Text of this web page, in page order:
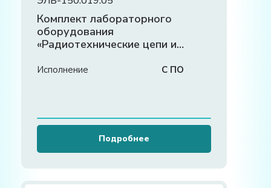
Комплект лабораторного
оборудования
«Радиотехнические цепи и
Исполнение С ПО
Подробнее